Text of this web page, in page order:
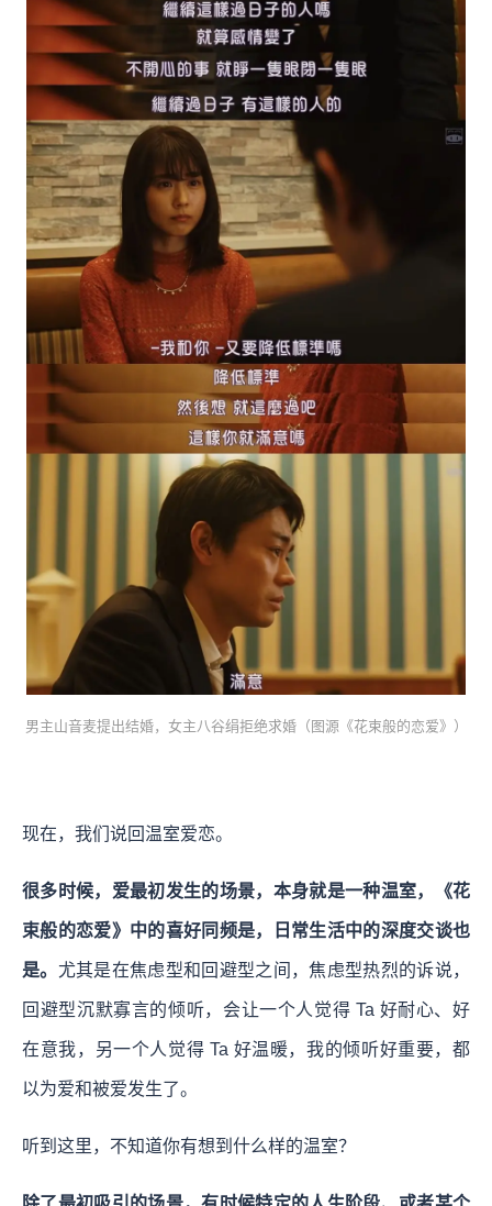
男主山音麦提出结婚，女主八谷绢拒绝求婚（图源《花束般的恋爱》）
现在，我们说回温室爱恋。
很多时候，爱最初发生的场景，本身就是一种温室，《花
束般的恋爱》中的喜好同频是，日常生活中的深度交谈也
是。 尤其是在焦虑型和回避型之间，焦虑型热烈的诉说，
回避型沉默寡言的倾听，会让一个人觉得 Ta 好耐心、好
在意我，另一个人觉得 Ta 好温暖，我的倾听好重要，都
以为爱和被爱发生了。
听到这里，不知道你有想到什么样的温室？